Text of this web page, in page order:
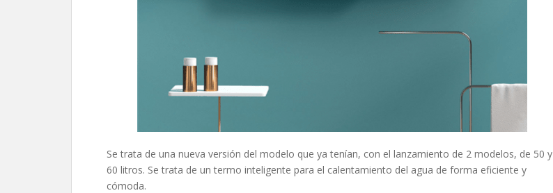
Se trata de una nueva versión del modelo que ya tenían, con el lanzamiento de 2 modelos, de 50 y
60 litros. Se trata de un termo inteligente para el calentamiento del agua de forma eficiente y
cómoda.